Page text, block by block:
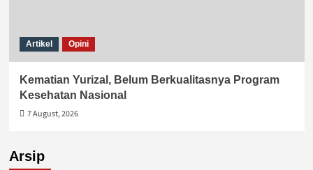
Artikel Opini
Kematian Yurizal, Belum Berkualitasnya Program
Kesehatan Nasional
7 August, 2026
Arsip